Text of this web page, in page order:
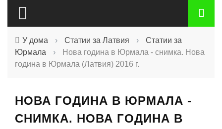
У дома › Статии за Латвия ›
Статии за
Юрмала
›
Нова година в Юрмала - снимка. Нова
година в Юрмала (Латвия) 2016 г.
НОВА ГОДИНА В ЮРМАЛА -
СНИМКА. НОВА ГОДИНА В